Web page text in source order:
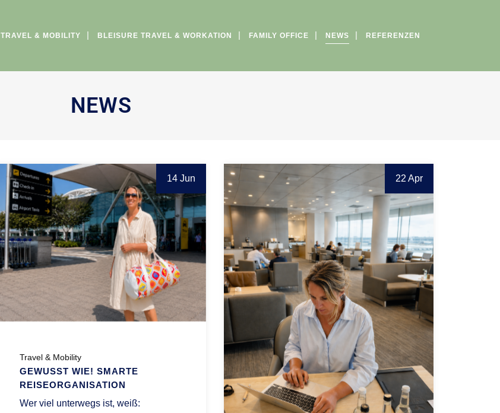
TRAVEL & MOBILITY BLEISURE TRAVEL & WORKATION FAMILY OFFICE NEWS REFERENZEN
NEWS
14 Jun
Travel & Mobility
GEWUSST WIE! SMARTE
REISEORGANISATION
Wer viel unterwegs ist, weiß:
22 Apr